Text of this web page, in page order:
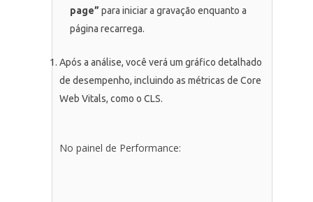
page” para iniciar a gravação enquanto a
página recarrega.
Após a análise, você verá um gráfico detalhado
de desempenho, incluindo as métricas de Core
Web Vitals, como o CLS.
No painel de Performance: